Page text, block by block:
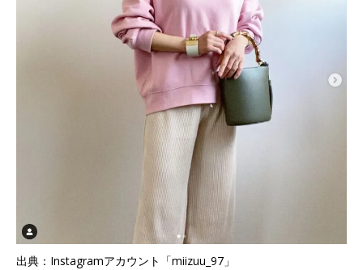
出典：Instagramアカウント「miizuu_97」